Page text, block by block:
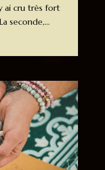
ai cru très fort
seconde,...